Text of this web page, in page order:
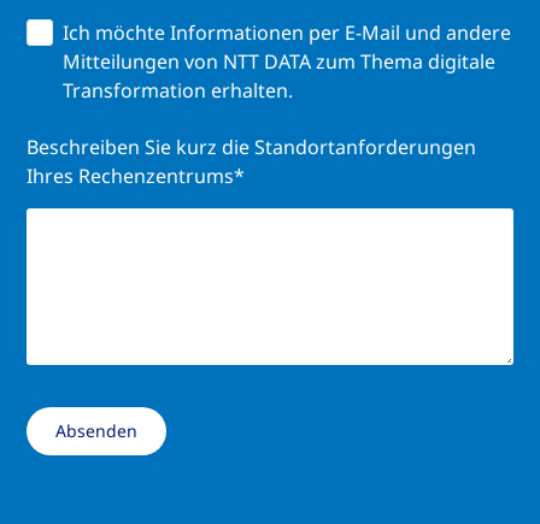
Ich möchte Informationen per E-Mail und andere
Mitteilungen von NTT DATA zum Thema digitale
Transformation erhalten.
Beschreiben Sie kurz die Standortanforderungen
Ihres Rechenzentrums*